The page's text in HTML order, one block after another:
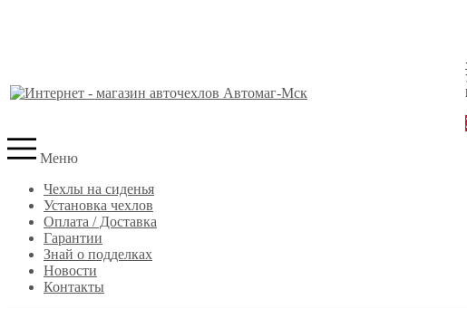
Меню
Чехлы на сиденья
Установка чехлов
Оплата / Доставка
Гарантии
Знай о подделках
Новости
Контакты